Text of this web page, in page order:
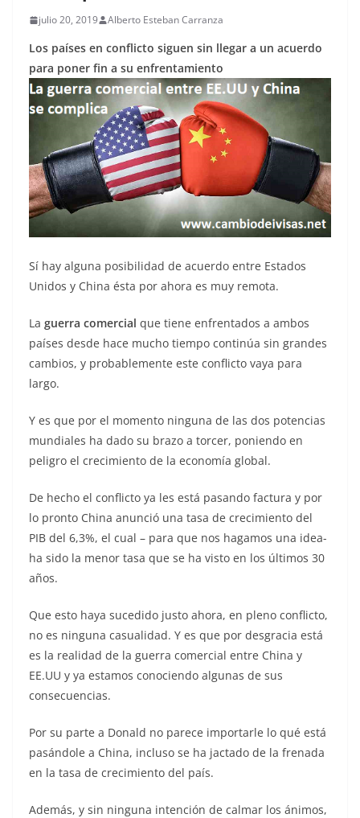
julio 20, 2019 Alberto Esteban Carranza
Los países en conflicto siguen sin llegar a un acuerdo
para poner fin a su enfrentamiento
Sí hay alguna posibilidad de acuerdo entre Estados
Unidos y China ésta por ahora es muy remota.
La guerra comercial que tiene enfrentados a ambos
países desde hace mucho tiempo continúa sin grandes
cambios, y probablemente este conflicto vaya para
largo.
Y es que por el momento ninguna de las dos potencias
mundiales ha dado su brazo a torcer, poniendo en
peligro el crecimiento de la economía global.
De hecho el conflicto ya les está pasando factura y por
lo pronto China anunció una tasa de crecimiento del
PIB del 6,3%, el cual – para que nos hagamos una idea-
ha sido la menor tasa que se ha visto en los últimos 30
años.
Que esto haya sucedido justo ahora, en pleno conflicto,
no es ninguna casualidad. Y es que por desgracia está
es la realidad de la guerra comercial entre China y
EE.UU y ya estamos conociendo algunas de sus
consecuencias.
Por su parte a Donald no parece importarle lo qué está
pasándole a China, incluso se ha jactado de la frenada
en la tasa de crecimiento del país.
Además, y sin ninguna intención de calmar los ánimos,